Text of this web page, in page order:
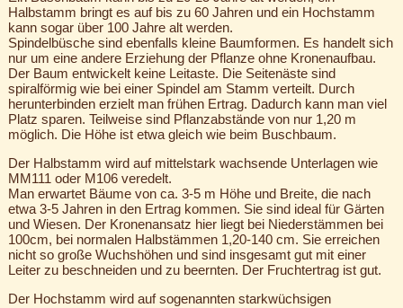
Halbstamm bringt es auf bis zu 60 Jahren und ein Hochstamm
kann sogar über 100 Jahre alt werden.
Spindelbüsche sind ebenfalls kleine Baumformen. Es handelt sich
nur um eine andere Erziehung der Pflanze ohne Kronenaufbau.
Der Baum entwickelt keine Leitaste. Die Seitenäste sind
spiralförmig wie bei einer Spindel am Stamm verteilt. Durch
herunterbinden erzielt man frühen Ertrag. Dadurch kann man viel
Platz sparen. Teilweise sind Pflanzabstände von nur 1,20 m
möglich. Die Höhe ist etwa gleich wie beim Buschbaum.
Der Halbstamm wird auf mittelstark wachsende Unterlagen wie
MM111 oder M106 veredelt.
Man erwartet Bäume von ca. 3-5 m Höhe und Breite, die nach
etwa 3-5 Jahren in den Ertrag kommen. Sie sind ideal für Gärten
und Wiesen. Der Kronenansatz hier liegt bei Niederstämmen bei
100cm, bei normalen Halbstämmen 1,20-140 cm. Sie erreichen
nicht so große Wuchshöhen und sind insgesamt gut mit einer
Leiter zu beschneiden und zu beernten. Der Fruchtertrag ist gut.
Der Hochstamm wird auf sogenannten starkwüchsigen